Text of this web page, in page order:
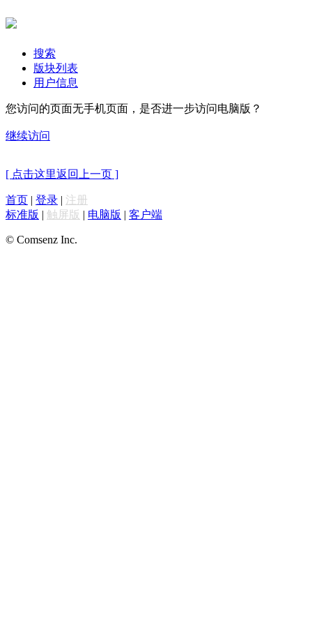
搜索
版块列表
用户信息
您访问的页面无手机页面，是否进一步访问电脑版？
继续访问
[ 点击这里返回上一页 ]
首页 | 登录 | 注册
标准版 | 触屏版 | 电脑版 | 客户端
© Comsenz Inc.